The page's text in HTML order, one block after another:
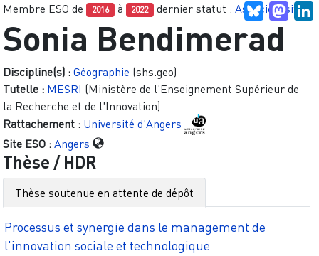
Bluesky
Membre ESO de 2016 à 2022 dernier statut :Associé.e site
Sonia Bendimerad
Discipline(s) : Géographie (shs.geo)
Tutelle : MESRI (Ministère de l'Enseignement Supérieur de
la Recherche et de l'Innovation)
Rattachement : Université d'Angers
Site ESO : Angers
Thèse / HDR
Thèse soutenue en attente de dépôt
Processus et synergie dans le management de
l'innovation sociale et technologique